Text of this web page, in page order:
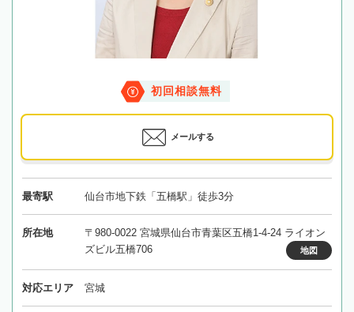
初回相談無料
メールする
最寄駅 仙台市地下鉄「五橋駅」徒歩3分
所在地
〒980-0022 宮城県仙台市青葉区五橋1-4-24 ライオン
ズビル五橋706
地図
対応エリア 宮城